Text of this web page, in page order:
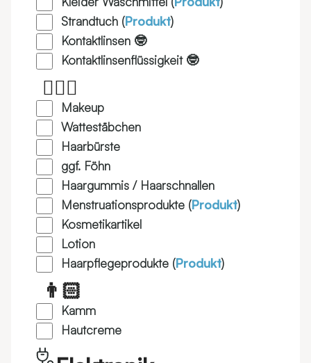
Strandtuch (Produkt)
Kontaktlinsen 🤓
Kontaktlinsenflüssigkeit 🤓
👱🏼‍♀️
Makeup
Wattestäbchen
Haarbürste
ggf. Föhn
Haargummis / Haarschnallen
Menstruationsprodukte (Produkt)
Kosmetikartikel
Lotion
Haarpflegeprodukte (Produkt)
👨🏻
Kamm
Hautcreme